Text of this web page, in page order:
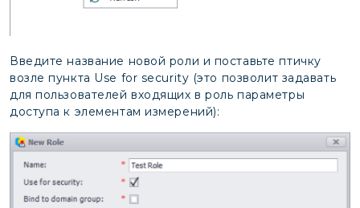
Введите название новой роли и поставьте птичку
возле пункта Use for security (это позволит задавать
для пользователей входящих в роль параметры
доступа к элементам измерений):